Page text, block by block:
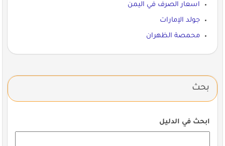
اسعار الصرف في اليمن
جولد الإمارات
محمصة الظهران
بحث
ابحث في الدليل